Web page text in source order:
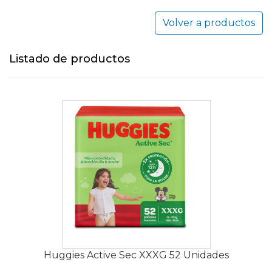
Volver a productos
Listado de productos
Huggies Active Sec XXXG 52 Unidades